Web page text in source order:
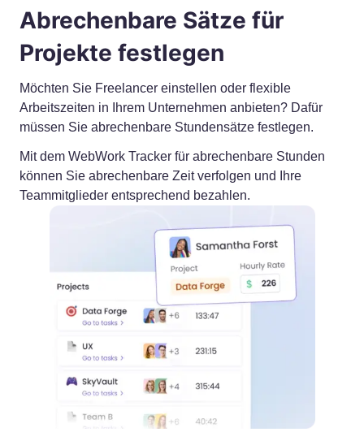
Abrechenbare Sätze für
Projekte festlegen
Möchten Sie Freelancer einstellen oder flexible
Arbeitszeiten in Ihrem Unternehmen anbieten? Dafür
müssen Sie abrechenbare Stundensätze festlegen.
Mit dem WebWork Tracker für abrechenbare Stunden
können Sie abrechenbare Zeit verfolgen und Ihre
Teammitglieder entsprechend bezahlen.